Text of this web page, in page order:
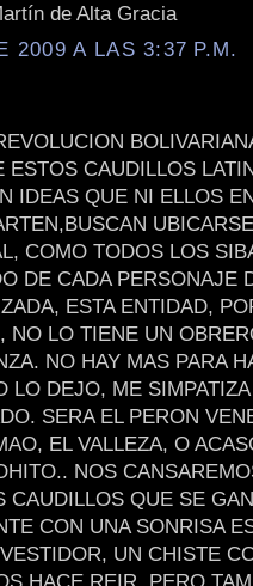
de Alta Gracia
2009 A LAS 3:37 P.M.
ESTOS CAUDILLOS
IDEAS QUE NI ELLOS
COMO TODOS LOS
DE CADA PERSONAJE
ESTA ENTIDAD,
NO LO TIENE UN
NO HAY MAS PARA
LO DEJO, ME
SERA EL PERON
EL VALLEZA, O
NOS
CAUDILLOS QUE SE
CON UNA SONRISA
UN CHISTE